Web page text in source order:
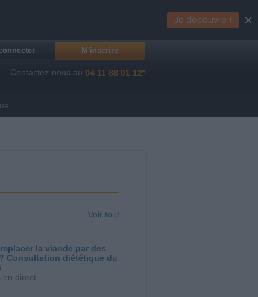
M'inscrire
Contactez-nous au 04 11 88 01 12*
Voir tout
la viande par des
Consultation diététique du
en direct
Je découvre ! ×